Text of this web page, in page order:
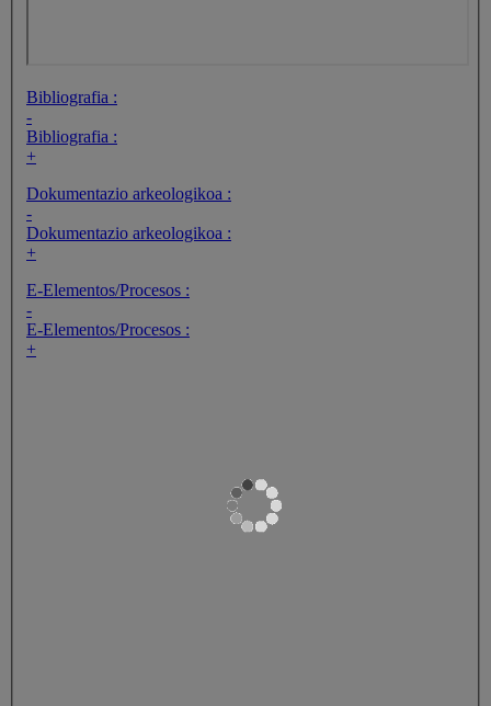
Bibliografia :
-
Bibliografia :
+
Dokumentazio arkeologikoa :
-
Dokumentazio arkeologikoa :
+
E-Elementos/Procesos :
-
E-Elementos/Procesos :
+